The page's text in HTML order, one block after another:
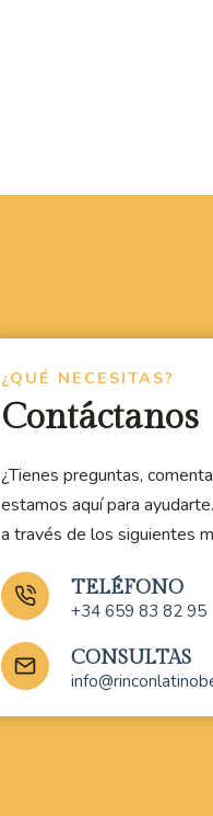
¿QUÉ NECESITAS?
Contáctanos
¿Tienes preguntas,
estamos aquí para
a través de los siguientes
TELÉFONO
+34 659 83 82 95
CONSULTAS